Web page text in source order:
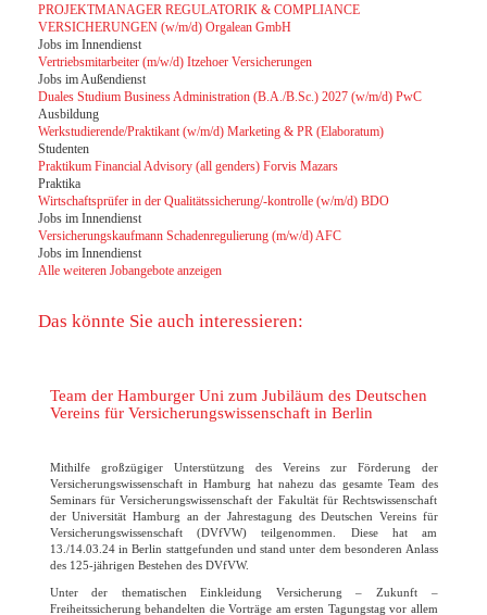
PROJEKTMANAGER REGULATORIK & COMPLIANCE
VERSICHERUNGEN (w/m/d) Orgalean GmbH
Jobs im Innendienst
Vertriebsmitarbeiter (m/w/d) Itzehoer Versicherungen
Jobs im Außendienst
Duales Studium Business Administration (B.A./B.Sc.) 2027 (w/m/d) PwC
Ausbildung
Werkstudierende/Praktikant (w/m/d) Marketing & PR (Elaboratum)
Studenten
Praktikum Financial Advisory (all genders) Forvis Mazars
Praktika
Wirtschaftsprüfer in der Qualitätssicherung/-kontrolle (w/m/d) BDO
Jobs im Innendienst
Versicherungskaufmann Schadenregulierung (m/w/d) AFC
Jobs im Innendienst
Alle weiteren Jobangebote anzeigen
Das könnte Sie auch interessieren:
Team der Hamburger Uni zum Jubiläum des Deutschen
Vereins für Versicherungswissenschaft in Berlin
Mithilfe großzügiger Unterstützung des Vereins zur Förderung der
Versicherungswissenschaft in Hamburg hat nahezu das gesamte Team des
Seminars für Versicherungswissenschaft der Fakultät für Rechtswissenschaft
der Universität Hamburg an der Jahrestagung des Deutschen Vereins für
Versicherungswissenschaft (DVfVW) teilgenommen. Diese hat am
13./14.03.24 in Berlin stattgefunden und stand unter dem besonderen Anlass
des 125-jährigen Bestehen des DVfVW.
Unter der thematischen Einkleidung Versicherung – Zukunft –
Freiheitssicherung behandelten die Vorträge am ersten Tagungstag vor allem